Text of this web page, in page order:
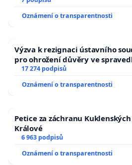
Oznámení o transparentnosti
Výzva k rezignaci ústavního
pro ohrožení důvěry ve
17 274 podpisů
Oznámení o transparentnosti
Petice za záchranu
Králové
6 963 podpisů
Oznámení o transparentnosti